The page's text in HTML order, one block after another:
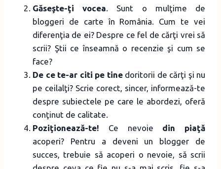
Găseşte-ţi vocea . Sunt o mulţime de
bloggeri de carte în România. Cum te vei
diferenţia de ei? Despre ce fel de cărţi vrei să
scrii? Ştii ce înseamnă o recenzie şi cum se
face?
De ce te-ar citi pe tinedoritorii de cărţi şi nu
pe ceilalţi? Scrie corect, sincer, informează-te
despre subiectele pe care le abordezi, oferă
conţinut de calitate.
Poziţionează-te! Ce nevoie din piaţă
acoperi? Pentru a deveni un blogger de
succes, trebuie să acoperi o nevoie, să scrii